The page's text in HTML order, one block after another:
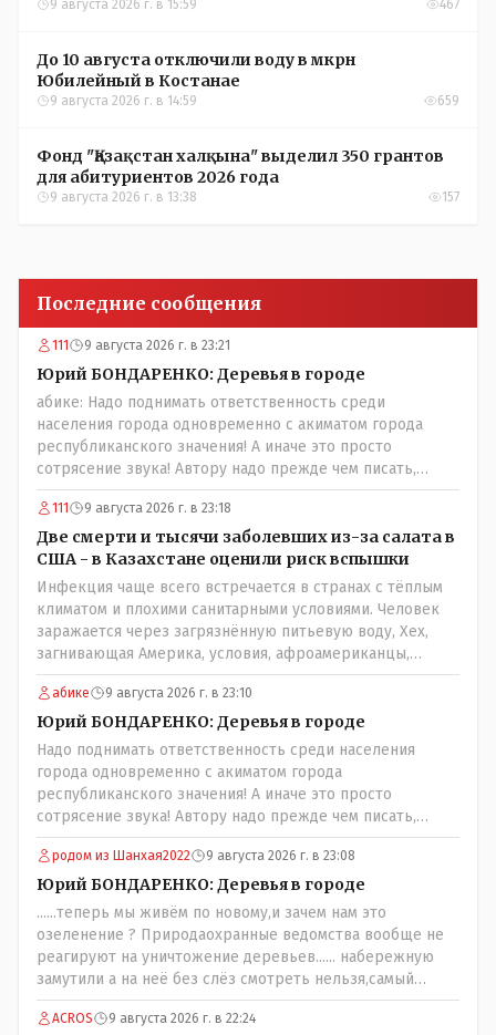
Костанайской области
9 августа 2026 г. в 15:59 467
До 10 августа отключили воду в мкрн
Юбилейный в Костанае
9 августа 2026 г. в 14:59 659
Фонд "Қазақстан халқына" выделил 350 грантов
для абитуриентов 2026 года
9 августа 2026 г. в 13:38 157
Последние сообщения
111 9 августа 2026 г. в 23:21
Юрий БОНДАРЕНКО: Деревья в городе
абике: Надо поднимать ответственность среди
населения города одновременно с акиматом города
республиканского значения! А иначе это просто
сотрясение звука! Автору надо прежде чем писать,
необходимо самому обратиться в ЖКХ акимата и
разобраться прежде чем своей статьей провоцировать
население города!Согласен всецело!
111 9 августа 2026 г. в 23:18
Две смерти и тысячи заболевших из-за салата в
США - в Казахстане оценили риск вспышки
Инфекция чаще всего встречается в странах с тёплым
климатом и плохими санитарными условиями. Человек
заражается через загрязнённую питьевую воду, Хех,
загнивающая Америка, условия, афроамериканцы,
грязная вода, отсутствие страховок, нечистоплотные
мигранты и прочее.. Лучше России и Казахстана жить
негде..
абике 9 августа 2026 г. в 23:10
Юрий БОНДАРЕНКО: Деревья в городе
Надо поднимать ответственность среди населения
города одновременно с акиматом города
республиканского значения! А иначе это просто
сотрясение звука! Автору надо прежде чем писать,
необходимо самому обратиться в ЖКХ акимата и
разобраться прежде чем своей статьей провоцировать
население города!
родом из Шанхая2022 9 августа 2026 г. в 23:08
Юрий БОНДАРЕНКО: Деревья в городе
......теперь мы живём по новому,и зачем нам это
озеленение ? Природаохранные ведомства вообще не
реагируют на уничтожение деревьев...... набережную
замутили а на неё без слёз смотреть нельзя,самый
наивысший уровень рукопопства наших
строителей"специалистов",как исторические здания
ACROS 9 августа 2026 г. в 22:24